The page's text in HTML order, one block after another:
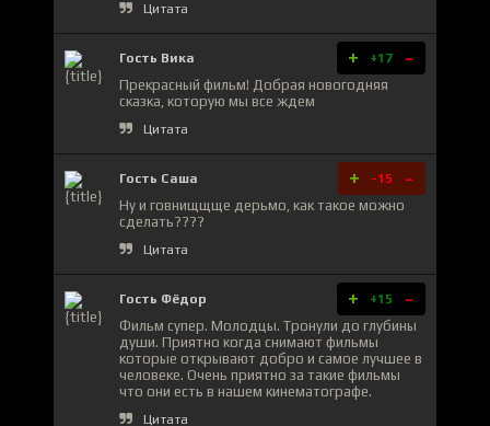
Цитата
Гость Вика + +17 -
Прекрасный фильм! Добрая новогодняя
сказка, которую мы все ждем
Цитата
Гость Саша + -15 -
Ну и говнищщще дерьмо, как такое можно
сделать????
Цитата
Гость Фёдор + +15 -
Фильм супер. Молодцы. Тронули до глубины
души. Приятно когда снимают фильмы
которые открывают добро и самое лучшее в
человеке. Очень приятно за такие фильмы
что они есть в нашем кинематографе.
Цитата